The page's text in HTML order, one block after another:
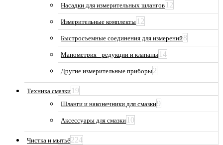
Насадки для измерительных шлангов 12
Измерительные комплекты 12
Быстросъемные соединения для измерений8
Манометрия_ редукции и клапаны 14
Другие измерительные приборы2
Техника смазки 19
Шланги и наконечники для смазки9
Аксессуары для смазки 10
Чистка и мытьё224